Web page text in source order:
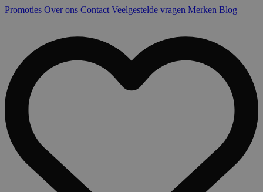
Promoties Over ons Contact Veelgestelde vragen Merken Blog